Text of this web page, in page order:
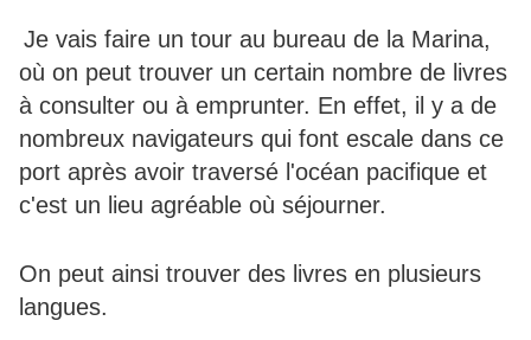
Je vais faire un tour au bureau de la Marina,
où on peut trouver un certain nombre de livres
à consulter ou à emprunter. En effet, il y a de
nombreux navigateurs qui font escale dans ce
port après avoir traversé l'océan pacifique et
c'est un lieu agréable où séjourner.
On peut ainsi trouver des livres en plusieurs
langues.